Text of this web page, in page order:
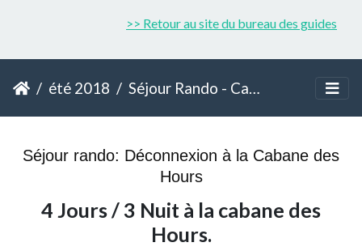
>> Retour au site du bureau des guides
été 2018 Séjour Rando - Cabane des Hours - Herran
Séjour rando: Déconnexion à la Cabane des
Hours
4 Jours / 3 Nuit à la cabane des
Hours.